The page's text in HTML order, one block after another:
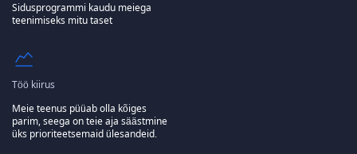
Sidusprogrammi kaudu meiega
teenimiseks mitu taset
Töö kiirus
Meie teenus püüab olla kõiges
parim, seega on teie aja säästmine
üks prioriteetsemaid ülesandeid.